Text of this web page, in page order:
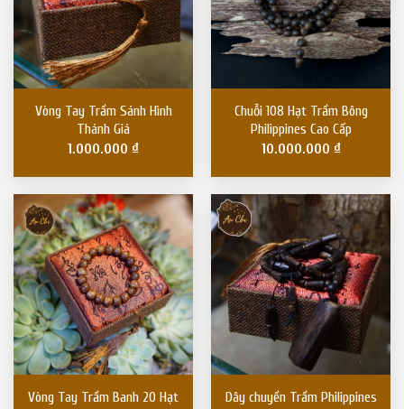
Vòng Tay Trầm Sánh Hình
Thánh Giá
1.000.000 ₫
Chuỗi 108 Hạt Trầm Bông
Philippines Cao Cấp
10.000.000 ₫
Vòng Tay Trầm Banh 20 Hạt
Dây chuyền Trầm Philippines